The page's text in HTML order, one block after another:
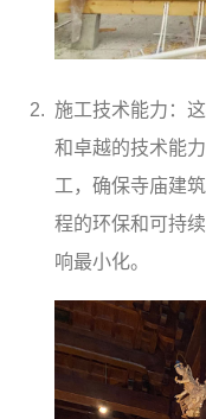
施工技术能力：
和卓越的技术能
工，确保寺庙建
程的环保和可持
响最小化。